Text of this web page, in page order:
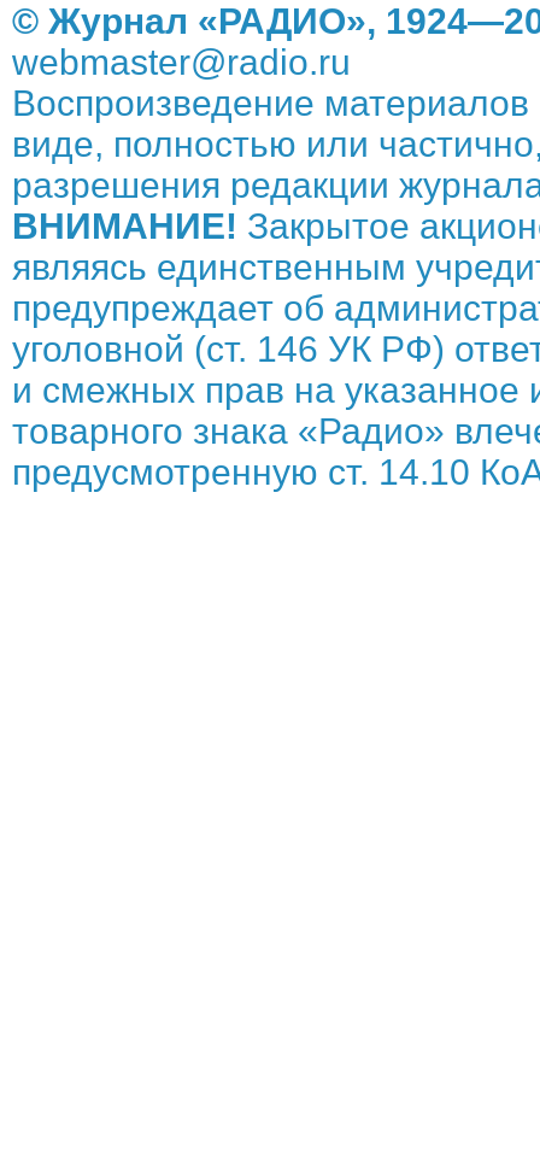
© Журнал «РАДИО»,
webmaster@radio.ru
Воспроизведение
виде, полностью или
разрешения редакции
ВНИМАНИЕ! Закрытое
являясь единственным
предупреждает об
уголовной (ст. 146 УК РФ)
и смежных прав на указанное
товарного знака «Радио»
предусмотренную ст. 14.10